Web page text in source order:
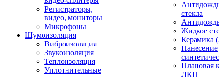
Регистраторы,
видео, мониторы
Микрофоны
Шумоизоляция
Виброизоляция
Звукоизоляция
Теплоизоляция
Уплотнительные
стекла
Жидкое
Керамика
Нанесение
Плановая
ЛКП